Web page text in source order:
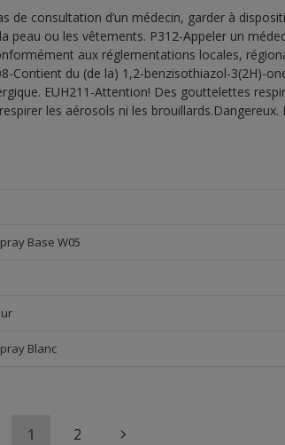
de consultation d’un médecin, garder à
peau ou les vêtements. P312-Appeler un
aux réglementations locales,
Contient du (de la) 1,2-benzisothiazol-3(2H)-
EUH211-Attention! Des gouttelettes
les aérosols ni les brouillards.Dangereux.
Base W05
Blanc
1 2